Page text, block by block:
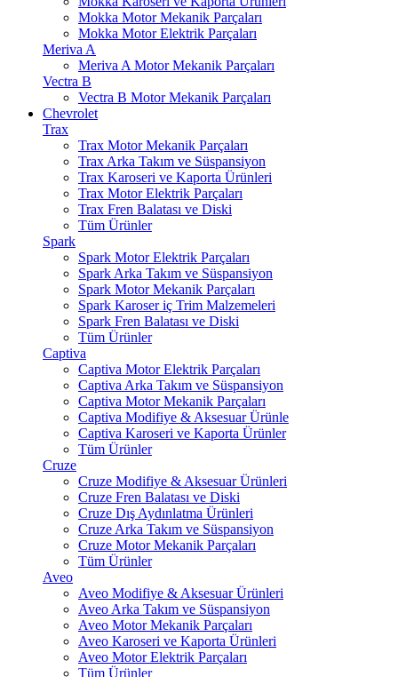
Mokka Motor Mekanik Parçaları
Mokka Motor Elektrik Parçaları
Meriva A
Meriva A Motor Mekanik Parçaları
Vectra B
Vectra B Motor Mekanik Parçaları
Chevrolet
Trax
Trax Motor Mekanik Parçaları
Trax Arka Takım ve Süspansiyon
Trax Karoseri ve Kaporta Ürünleri
Trax Motor Elektrik Parçaları
Trax Fren Balatası ve Diski
Tüm Ürünler
Spark
Spark Motor Elektrik Parçaları
Spark Arka Takım ve Süspansiyon
Spark Motor Mekanik Parçaları
Spark Karoser iç Trim Malzemeleri
Spark Fren Balatası ve Diski
Tüm Ürünler
Captiva
Captiva Motor Elektrik Parçaları
Captiva Arka Takım ve Süspansiyon
Captiva Motor Mekanik Parçaları
Captiva Modifiye & Aksesuar Ürünle
Captiva Karoseri ve Kaporta Ürünler
Tüm Ürünler
Cruze
Cruze Modifiye & Aksesuar Ürünleri
Cruze Fren Balatası ve Diski
Cruze Dış Aydınlatma Ürünleri
Cruze Arka Takım ve Süspansiyon
Cruze Motor Mekanik Parçaları
Tüm Ürünler
Aveo
Aveo Modifiye & Aksesuar Ürünleri
Aveo Arka Takım ve Süspansiyon
Aveo Motor Mekanik Parçaları
Aveo Karoseri ve Kaporta Ürünleri
Aveo Motor Elektrik Parçaları
Tüm Ürünler